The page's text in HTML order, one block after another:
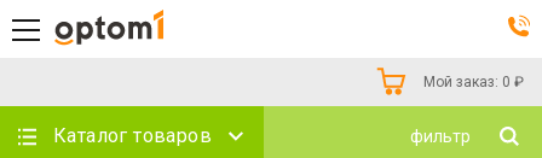
Мой заказ: 0 ₽
Каталог товаров фильтр